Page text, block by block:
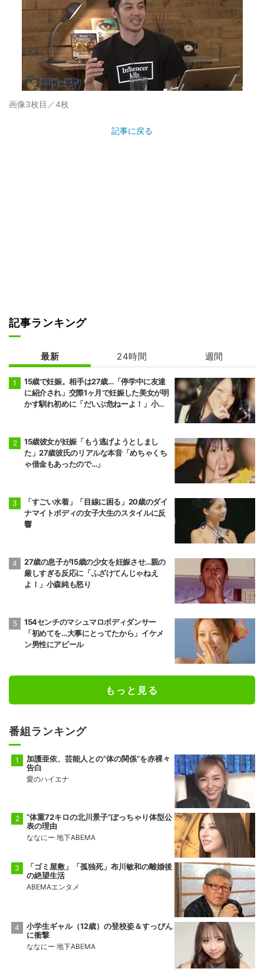
画像3枚目／4枚
記事に戻る
記事ランキング
最新 24時間 週間
15歳で妊娠。相手は27歳…「停学中に友達
に紹介され」交際1ヶ月で妊娠した美女が明
かす馴れ初めに「だいぶ危ねーよ！」小森
15歳彼女が妊娠「もう逃げようとしまし
た」27歳彼氏のリアルな本音「めちゃくち
ゃ借金もあったので…」
「すごい水着」「目線に困る」20歳のダイ
ナマイトボディの女子大生のスタイルに反
響
27歳の息子が15歳の少女を妊娠させ…親の
厳しすぎる反応に「ふざけてんじゃねえ
よ！」小森純も怒り
154センチのマシュマロボディダンサー
「初めてを…大事にとってたから」イケメ
ン男性にアピール
もっと見る
番組ランキング
加護亜依、芸能人との“体の関係”を赤裸々
告白
愛のハイエナ
“体重72キロの北川景子”ぽっちゃり体型公
表の理由
ななにー 地下ABEMA
「ゴミ屋敷」「孤独死」布川敏和の離婚後
の絶望生活
ABEMAエンタメ
小学生ギャル（12歳）の登校姿＆すっぴん
に衝撃
ななにー 地下ABEMA